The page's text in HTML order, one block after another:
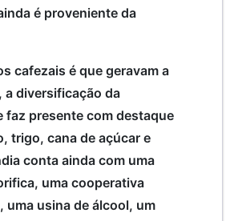
é proveniente da
cafezais é que geravam a
a diversificação da
faz presente com destaque
trigo, cana de açúcar e
conta ainda com uma
uma cooperativa
uma usina de álcool, um